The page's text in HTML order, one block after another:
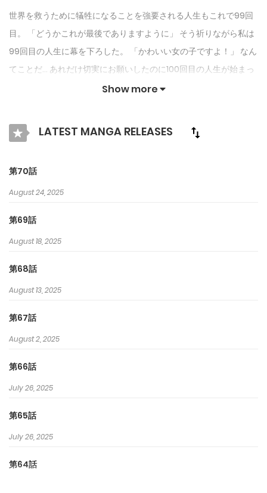
世界を救うために犠牲になることを強要される人生もこれで99回
目。 「どうかこれが最後でありますように」 そう祈りながら私は
99回目の人生に幕を下ろした。 「かわいい女の子ですよ！」 なん
てことだ… あれだけ切実にお願いしたのに100回目の人生が始まっ
てしまった。 どうせまた唯一の希望だとか言われて世界のために
ありがとう」 「なんて愛らしいの」 「私の妹なの!?とってもかわ
いい!!」 「僕にも笑ってくれないかな？」 あれ…？今回はなんだか
Show more
LATEST MANGA RELEASES
第70話
August 24, 2025
第69話
August 18, 2025
第68話
August 13, 2025
第67話
August 2, 2025
第66話
July 26, 2025
第65話
July 26, 2025
第64話